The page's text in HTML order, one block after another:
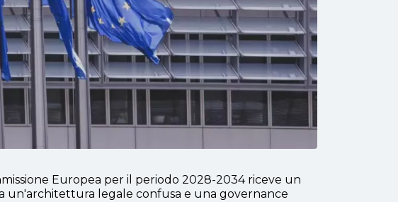
Europea per il periodo 2028-2034 riceve un
un'architettura legale confusa e una governance